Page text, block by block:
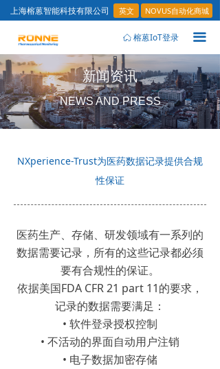
끀
ꀇ 榕蒽IoT登录
上海榕蒽智能科技有限公司 NOVUS自动化商城
英文
NXperience-Trust为医药数据记录提供合规
性保证
医药生产、存储、研发领域有一系列的
数据需要记录，所有的这些记录都必须
要有合规性的保证。
依据美国FDA CFR 21 part 11的要求，
记录的数据需要满足：
• 软件登录授权控制
• 不活动的界面自动用户注销
• 电子数据加密存储
新闻资讯
NEWS AND PRESS